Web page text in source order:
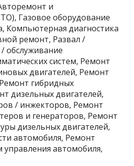
и
Газовое оборудование
Компьютерная диагностика
ремонт, Развал /
обслуживание
систем, Ремонт
двигателей, Ремонт
гибридных
дизельных двигателей,
/ инжекторов, Ремонт
и генераторов, Ремонт
дизельных двигателей,
автомобиля, Ремонт
управления автомобиля,